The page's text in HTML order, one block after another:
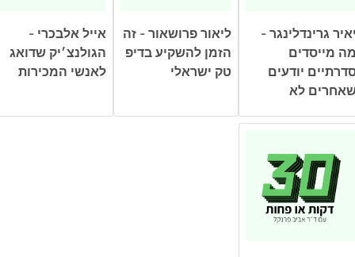
גרינדלינגר -
מייסדים
יודעים
לא
ליאור פרושאור - זה
הזמן להשקיע בדיפ
טק ישראלי
אייל אלבכרי -
הגולנצ׳יק שדואג
לאנשי המכירות